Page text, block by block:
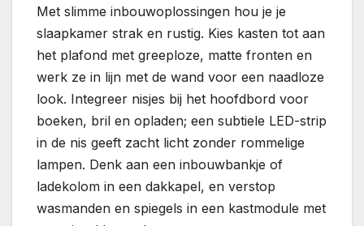
Met slimme inbouwoplossingen hou je je
slaapkamer strak en rustig. Kies kasten tot aan
het plafond met greeploze, matte fronten en
werk ze in lijn met de wand voor een naadloze
look. Integreer nisjes bij het hoofdbord voor
boeken, bril en opladen; een subtiele LED-strip
in de nis geeft zacht licht zonder rommelige
lampen. Denk aan een inbouwbankje of
ladekolom in een dakkapel, en verstop
wasmanden en spiegels in een kastmodule met